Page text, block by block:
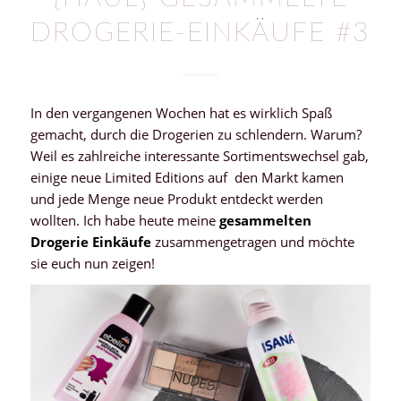
DROGERIE-EINKÄUFE #3
In den vergangenen Wochen hat es wirklich Spaß
gemacht, durch die Drogerien zu schlendern. Warum?
Weil es zahlreiche interessante Sortimentswechsel gab,
einige neue Limited Editions auf den Markt kamen
und jede Menge neue Produkt entdeckt werden
wollten. Ich habe heute meine gesammelten
Drogerie Einkäufezusammengetragen und möchte
sie euch nun zeigen!